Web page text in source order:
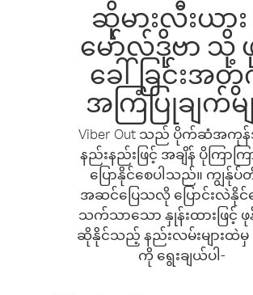
ဆိုမားလီးယား
မော်လ်ဒိုဗာ သို့
ခေါ်ခြင်းအ
အကြံပြုချက်မျ
Viber Out သည် ပိုက်ဆံအကု
နည်းနည်းဖြင့် အချိန် ပိုကြာကြ
ပြောနိုင်စေပါသည်။ ကျွန်ု
အဆင်ပြေသလို ပြောင်းလဲနိုင်
သက်သာသော နှုန်းထားဖြင့် ဖုန်
ဆိုနိုင်သည့် နည်းလမ်းများထဲ
ကို ရွေးချယ်ပါ-